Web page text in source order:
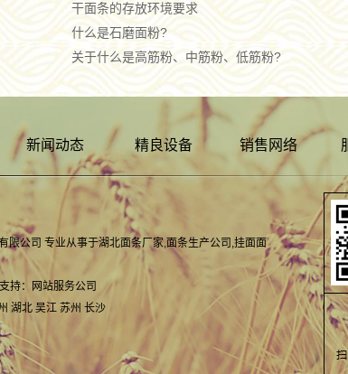
干面条的存放环境要求
什么是石磨面粉?
关于什么是高筋粉、中筋粉、低筋粉?
新闻动态 精良设备 销售网络
限公司 专业从事于湖北面条厂家,面条生产公司 ,挂面面
持：
网站服务公司
湖北 吴江 苏州 长沙